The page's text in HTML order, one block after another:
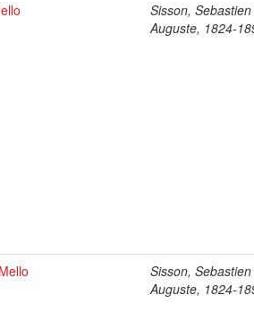
Sisson, Sebastien
Auguste, 1824-
Sisson, Sebastien
Auguste, 1824-